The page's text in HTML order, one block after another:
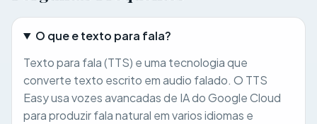
O que e texto para fala?
Texto para fala (TTS) e uma tecnologia que
converte texto escrito em audio falado. O TTS
Easy usa vozes avancadas de IA do Google Cloud
para produzir fala natural em varios idiomas e